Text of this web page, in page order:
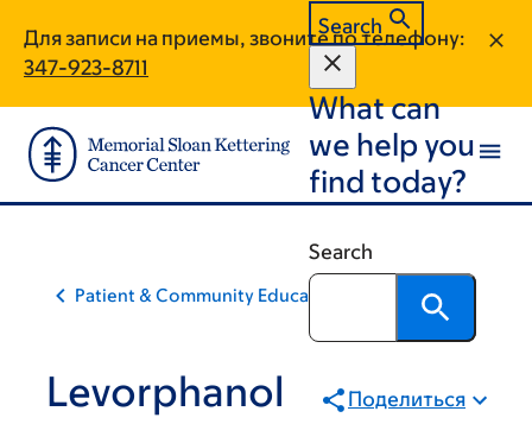
main
content
footer
Для записи на приемы, звоните по телефону:
347-923-8711
Search
What can
we help you
find today?
Search
Patient & Community Education
Levorphanol Поделиться